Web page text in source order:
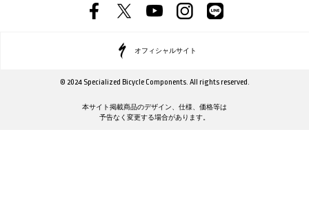
オフィシャルサイト
© 2024 Specialized Bicycle Components. All rights reserved.
本サイト掲載商品のデザイン、仕様、価格等は
予告なく変更する場合があります。